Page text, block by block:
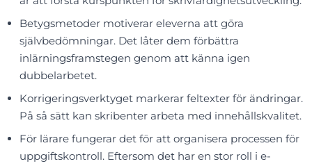
Betygsmetoder motiverar eleverna att göra
självbedömningar. Det låter dem förbättra
inlärningsframstegen genom att känna igen
dubbelarbetet.
Korrigeringsverktyget markerar feltexter för ändringar.
På så sätt kan skribenter arbeta med innehållskvalitet.
För lärare fungerar det för att organisera processen för
uppgiftskontroll. Eftersom det har en stor roll i e-